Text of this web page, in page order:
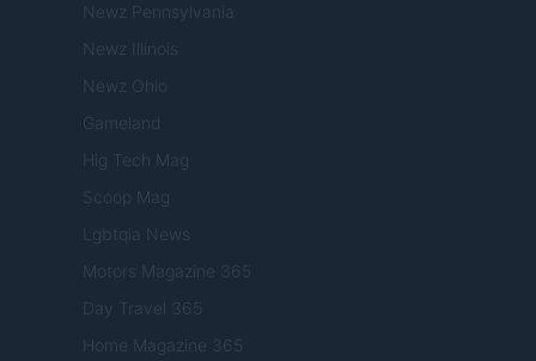
Newz Pennsylvania
Newz Illinois
Newz Ohio
Gameland
Hig Tech Mag
Scoop Mag
Lgbtqia News
Motors Magazine 365
Day Travel 365
Home Magazine 365